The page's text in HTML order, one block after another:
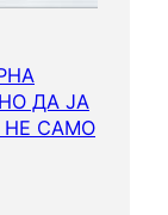
ДА ЈА
НЕ САМО